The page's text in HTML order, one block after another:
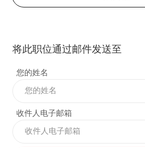
将此职位通过邮件发送至
您的姓名
收件人电子邮箱